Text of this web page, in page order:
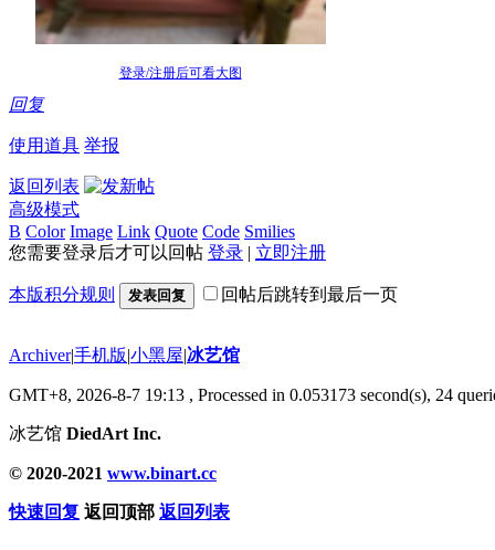
登录/注册后可看大图
回复
使用道具 举报
返回列表
高级模式
B Color Image Link Quote Code Smilies
您需要登录后才可以回帖 登录 | 立即注册
本版积分规则 发表回复 回帖后跳转到最后一页
Archiver|手机版|小黑屋|冰艺馆
GMT+8, 2026-8-7 19:13 , Processed in 0.053173 second(s), 24
冰艺馆 DiedArt Inc.
© 2020-2021 www.binart.cc
快速回复 返回顶部 返回列表